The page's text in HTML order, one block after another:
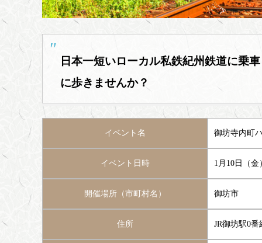
日本一短いローカル私鉄紀州鉄道に乗
に歩きませんか？
イベント名 御坊寺内町
イベント日時 1月10日（金
開催場所（市町村名） 御坊市
住所 JR御坊駅0番